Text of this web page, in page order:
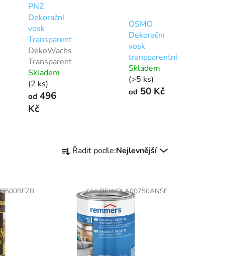
PNZ
Dekorační
vosk
Transparent
DekoWachs
Transparent
Skladem
(2 ks)
od 496
Kč
OSMO
Dekorační
vosk
transparentní
Skladem
(>5 ks)
od50 Kč
a Řadit podle:Nejlevnější
Kód:REWOLA00750ANSE